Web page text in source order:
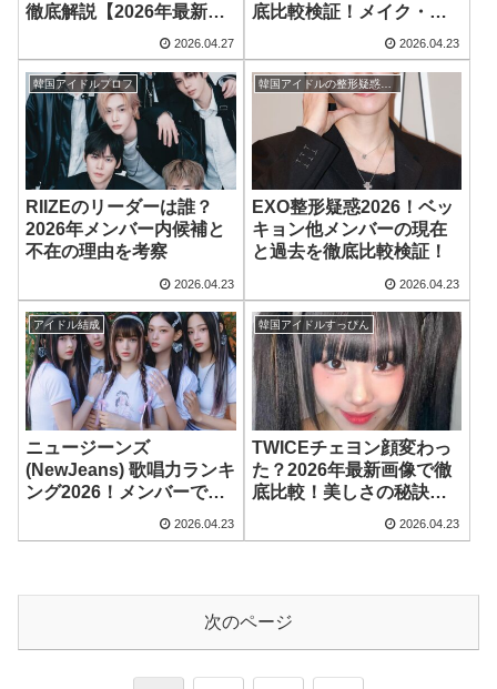
徹底解説【2026年最新
2026.04.27
底比較検証！メイク・成
長など変化の真相を考察
2026.04.23
韓国アイドルプロフ
RIIZEのリーダーは誰？
2026年メンバー内候補と
不在の理由を考察
2026.04.23
EXO整形疑惑2026！ベッ
キョン他メンバーの現在
と過去を徹底比較検証！
2026.04.23
アイドル結成
ニュージーンズ
(NewJeans) 歌唱力ランキ
ング2026！メンバーで一
番歌が上手いのは誰？
2026.04.23
韓国アイドルすっぴん
TWICEチェヨン顔変わっ
た？2026年最新画像で徹
底比較！美しさの秘訣と
2026.04.23
次のページ